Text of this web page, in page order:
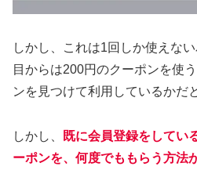
しかし、これは1回しか使えな
目からは200円のクーポンを使
ンを見つけて利用しているかだ
しかし、
既に会員登録をしてい
ーポンを、何度でももらう方法